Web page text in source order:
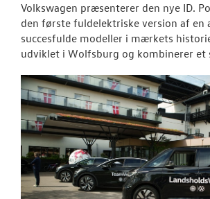
Volkswagen præsenterer den nye ID.
den første fuldelektriske version af en
succesfulde modeller i mærkets
udviklet i Wolfsburg og kombinerer et